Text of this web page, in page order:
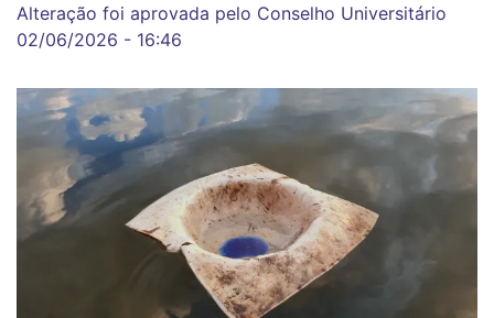
Alteração foi aprovada pelo Conselho Universitário
02/06/2026 - 16:46